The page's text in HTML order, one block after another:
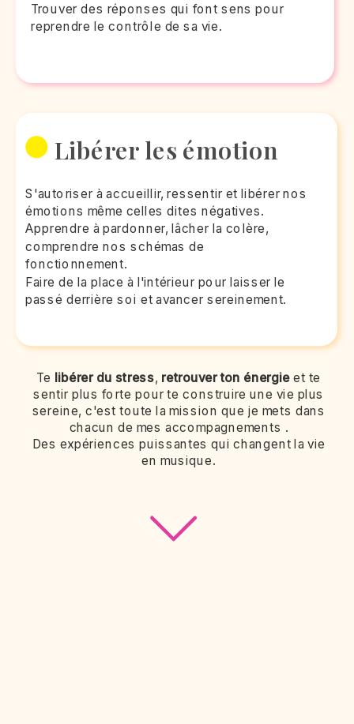
Te libérer du stress, retrouver ton énergieet te
sentir plus forte pour te construire une vie plus
sereine, c'est toute la mission que je mets dans
chacun de mes accompagnements .
Des expériences puissantes qui changent la vie
en musique.
S'autoriser à accueillir, ressentir et libérer nos
émotions même celles dites négatives.
Apprendre à pardonner, lâcher la colère,
comprendre nos schémas de
fonctionnement.
Faire de la place à l'intérieur pour laisser le
passé derrière soi et avancer sereinement.
Trouver des réponses qui font sens pour
reprendre le contrôle de sa vie.
Libérer les émotion